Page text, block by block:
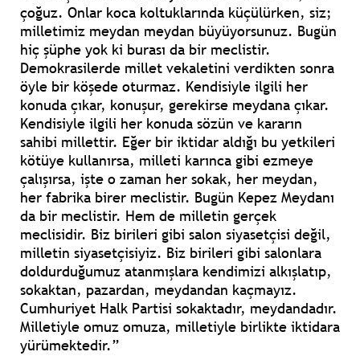
çoğuz. Onlar koca koltuklarında küçülürken, siz;
milletimiz meydan meydan büyüyorsunuz. Bugün
hiç şüphe yok ki burası da bir meclistir.
Demokrasilerde millet vekaletini verdikten sonra
öyle bir köşede oturmaz. Kendisiyle ilgili her
konuda çıkar, konuşur, gerekirse meydana çıkar.
Kendisiyle ilgili her konuda sözün ve kararın
sahibi millettir. Eğer bir iktidar aldığı bu yetkileri
kötüye kullanırsa, milleti karınca gibi ezmeye
çalışırsa, işte o zaman her sokak, her meydan,
her fabrika birer meclistir. Bugün Kepez Meydanı
da bir meclistir. Hem de milletin gerçek
meclisidir. Biz birileri gibi salon siyasetçisi değil,
milletin siyasetçisiyiz. Biz birileri gibi salonlara
doldurduğumuz atanmışlara kendimizi alkışlatıp,
sokaktan, pazardan, meydandan kaçmayız.
Cumhuriyet Halk Partisi sokaktadır, meydandadır.
Milletiyle omuz omuza, milletiyle birlikte iktidara
yürümektedir.”